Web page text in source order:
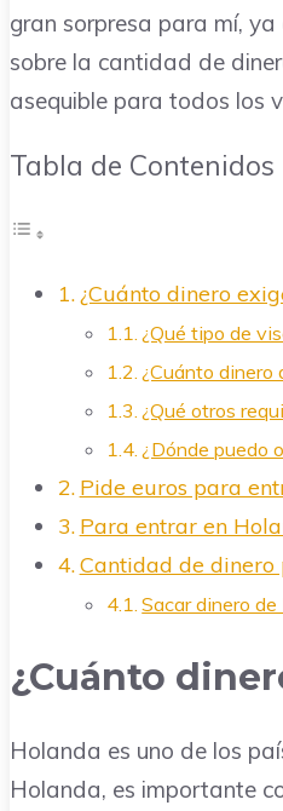
gran sorpresa para mí,
sobre la cantidad de
asequible para todos los
Tabla de Contenidos
¿Cuánto dinero
¿Qué tipo de
¿Cuánto dinero
¿Qué otros
¿Dónde puedo
Pide euros para
Para entrar en
Cantidad de
Sacar dinero de
¿Cuánto
Holanda es uno de los
Holanda, es importante